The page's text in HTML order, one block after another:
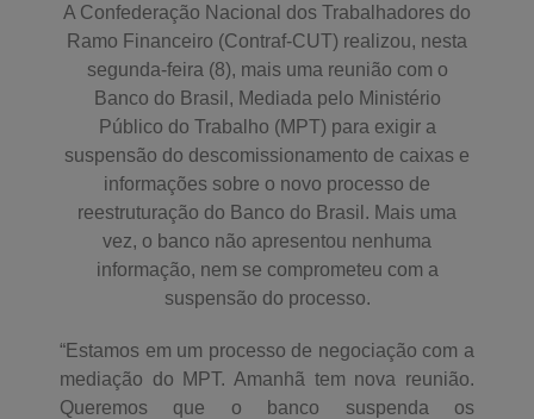
A Confederação Nacional dos Trabalhadores do
Ramo Financeiro (Contraf-CUT) realizou, nesta
segunda-feira (8), mais uma reunião com o
Banco do Brasil, Mediada pelo Ministério
Público do Trabalho (MPT) para exigir a
suspensão do descomissionamento de caixas e
informações sobre o novo processo de
reestruturação do Banco do Brasil. Mais uma
vez, o banco não apresentou nenhuma
informação, nem se comprometeu com a
suspensão do processo.
“Estamos em um processo de negociação com a
mediação do MPT. Amanhã tem nova reunião.
Queremos que o banco suspenda os